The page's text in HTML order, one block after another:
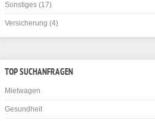
Sonstiges (17)
Versicherung (4)
TOP SUCHANFRAGEN
Mietwagen
Gesundheit